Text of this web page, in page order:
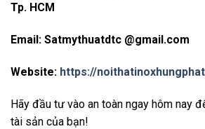
Tp. HCM
Email: Satmythuatdtc @gmail.com
Website: https://
Hãy đầu tư vào an toàn ngay hôm nay
tài sản của bạn!